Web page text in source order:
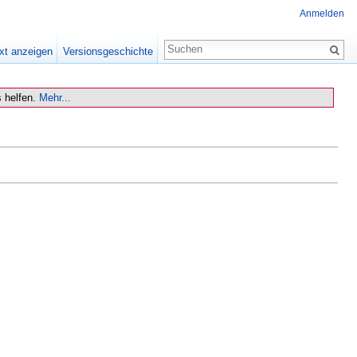
helfen. Mehr...
Anmelden
anzeigen Versionsgeschichte